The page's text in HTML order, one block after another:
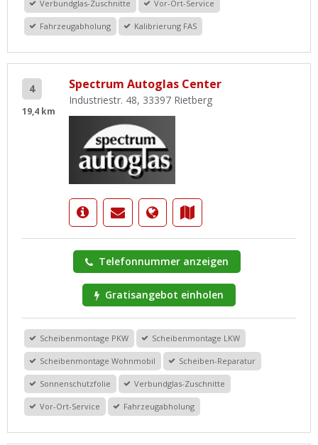
Verbundglas-Zuschnitte Vor-Ort-Service
Fahrzeugabholung Kalibrierung FAS
4
19,4 km
Spectrum Autoglas Center
Industriestr. 48, 33397 Rietberg
Telefonnummer anzeigen
Gratisangebot einholen
Scheibenmontage PKW Scheibenmontage LKW
Scheibenmontage Wohnmobil Scheiben-Reparatur
Sonnenschutzfolie Verbundglas-Zuschnitte
Vor-Ort-Service Fahrzeugabholung